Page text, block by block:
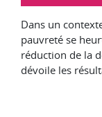
Dans un
pauvreté se
réduction de la
dévoile les